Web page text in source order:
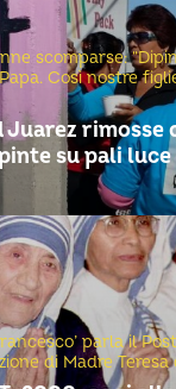
scomparse:
Così nostre
Juarez rimosse
su pali
parla il
di Madre